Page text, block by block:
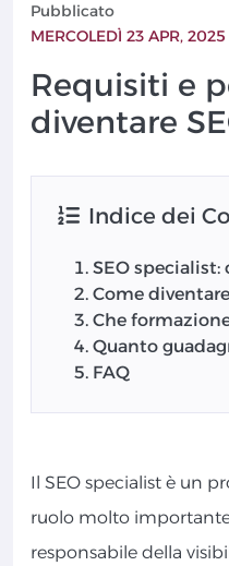
Pubblicato
MERCOLEDÌ 23 APR, 2025
Requisiti e
diventare
Indice dei
SEO specialist:
Come
Che
Quanto
FAQ
Il SEO specialist è un
ruolo molto
responsabile della